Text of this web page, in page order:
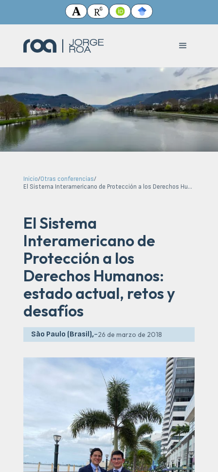
Inicio/Otras conferencias/
El Sistema Interamericano de Protección a los Derechos Humanos: estado actual, retos y desafíos
El Sistema
Interamericano de
Protección a los
Derechos Humanos:
estado actual, retos y
desafíos
São Paulo (Brasil),-26 de marzo de 2018